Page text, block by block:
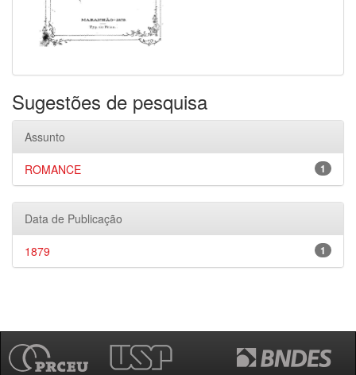
Sugestões de pesquisa
Assunto
1
ROMANCE
Data de Publicação
1
1879